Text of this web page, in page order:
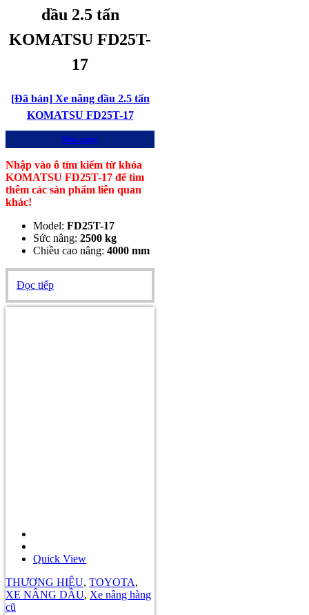
dầu 2.5 tấn
KOMATSU FD25T-
17
[Đã bán] Xe nâng dầu 2.5 tấn
KOMATSU FD25T-17
Mua ngay
Nhập vào ô tím kiếm từ khóa
KOMATSU FD25T-17 để tìm
thêm các sản phẩm liên quan
khác!
Model: FD25T-17
Sức nâng: 2500 kg
Chiều cao nâng: 4000 mm
Đọc tiếp
Quick View
THƯƠNG HIỆU, TOYOTA,
XE NÂNG DẦU, Xe nâng hàng
cũ